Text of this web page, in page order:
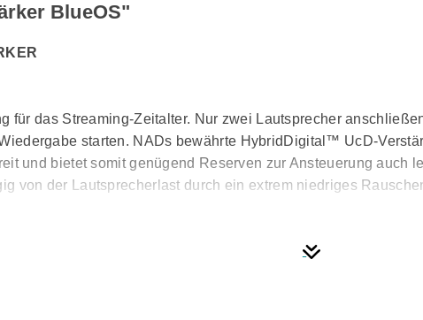
BlueOS"
für das Streaming-Zeitalter. Nur zwei Lautsprecher
starten. NADs bewährte HybridDigital™ UcD-
und bietet somit genügend Reserven zur Ansteuerung auch
von der Lautsprecherlast durch ein extrem niedriges
Aluminiumgehäuse, in dessen Glasfront ein